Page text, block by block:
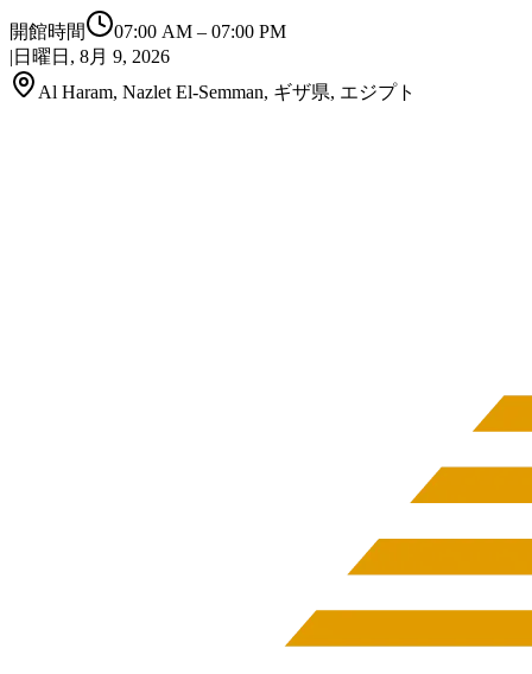
開館時間 07:00 AM – 07:00 PM
| 日曜日, 8月 9, 2026
Al Haram, Nazlet El-Semman, ギザ県, エジプト